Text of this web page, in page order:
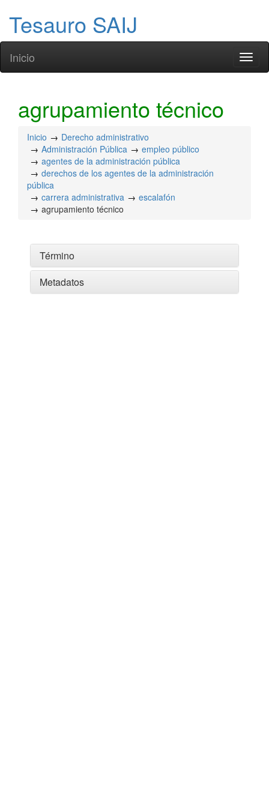
Tesauro SAIJ
Inicio
agrupamiento técnico
Inicio
Derecho administrativo
Administración Pública
empleo público
agentes de la administración pública
derechos de los agentes de la administración
pública
carrera administrativa
escalafón
agrupamiento técnico
Término
Metadatos